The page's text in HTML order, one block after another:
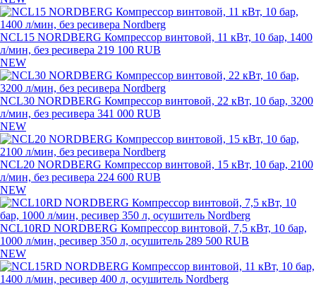
NCL15 NORDBERG Компрессор винтовой, 11 кВт, 10 бар, 1400
л/мин, без ресивера 219 100 RUB
NEW
NCL30 NORDBERG Компрессор винтовой, 22 кВт, 10 бар, 3200
л/мин, без ресивера 341 000 RUB
NEW
NCL20 NORDBERG Компрессор винтовой, 15 кВт, 10 бар, 2100
л/мин, без ресивера 224 600 RUB
NEW
NCL10RD NORDBERG Компрессор винтовой, 7,5 кВт, 10 бар,
1000 л/мин, ресивер 350 л, осушитель 289 500 RUB
NEW